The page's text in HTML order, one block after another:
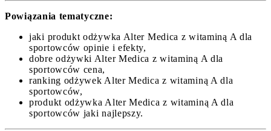
Powiązania tematyczne:
jaki produkt odżywka Alter Medica z witaminą A dla
sportowców opinie i efekty,
dobre odżywki Alter Medica z witaminą A dla
sportowców cena,
ranking odżywek Alter Medica z witaminą A dla
sportowców,
produkt odżywka Alter Medica z witaminą A dla
sportowców jaki najlepszy.